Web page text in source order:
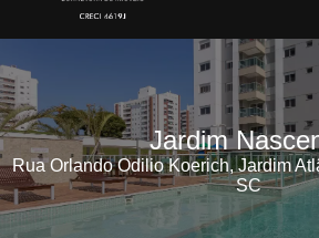
Jardim
Rua Orlando Odilio Koerich, Jardim
SC